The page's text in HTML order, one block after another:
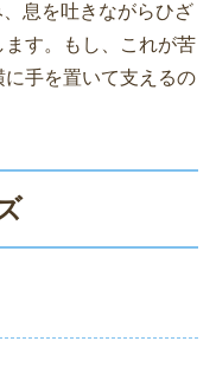
息を吐きながらひざ
す。もし、これが苦
手を置いて支えるの